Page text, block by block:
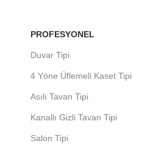
PROFESYONEL
Duvar Tipi
4 Yöne Üflemeli Kaset Tipi
Asılı Tavan Tipi
Kanallı Gizli Tavan Tipi
Salon Tipi